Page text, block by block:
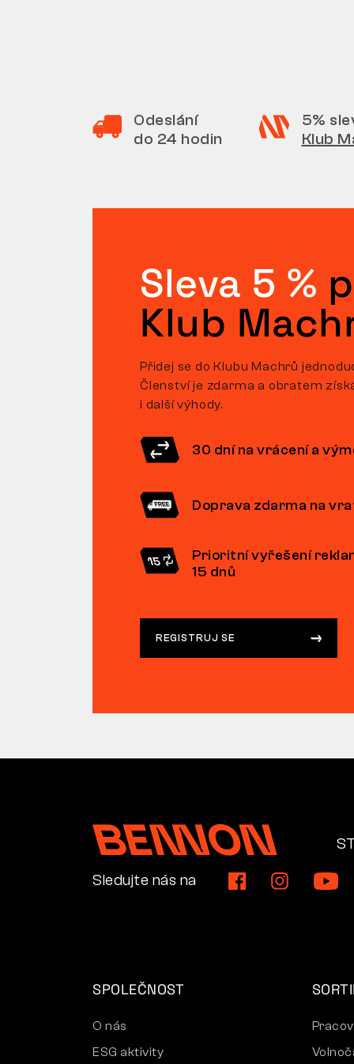
Odeslání
do 24 hodin
5%
Klub
Sleva 5 %
Klub
Přidej se do Klubu Machrů
Členství je zdarma a obratem
i další výhody.
30 dní na vrácení a
Doprava zdarma na
Prioritní vyřešení
15 dnů
REGISTRUJ SE
Sledujte nás na
SPOLEČNOST
O nás
ESG aktivity